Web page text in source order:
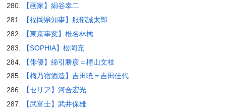
【画家】絹谷幸二
【福岡県知事】服部誠太郎
【東京事変】椎名林檎
【SOPHIA】松岡充
【俳優】綿引勝彦＝樫山文枝
【梅乃宿酒造】吉田暁＝吉田佳代
【セリア】河合宏光
【武富士】武井保雄